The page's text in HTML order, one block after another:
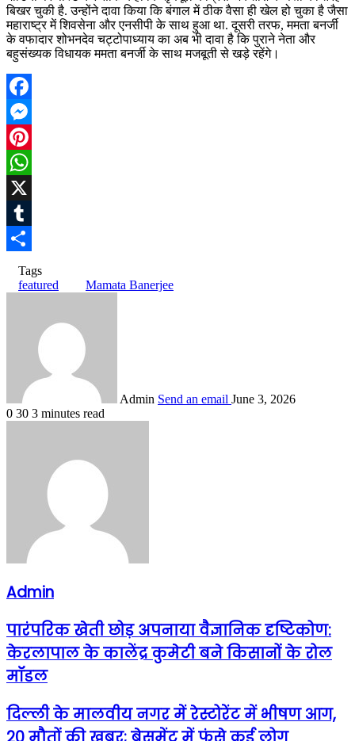
बिखर चुकी है. उन्होंने दावा किया कि बंगाल में ठीक वैसा ही खेल हो चुका है जैसा
महाराष्ट्र में शिवसेना और एनसीपी के साथ हुआ था. दूसरी तरफ, ममता बनर्जी
के वफादार शोभनदेव चट्टोपाध्याय का अब भी दावा है कि पुराने नेता और
बहुसंख्यक विधायक ममता बनर्जी के साथ मजबूती से खड़े रहेंगे।
Facebook
Messenger
Pinterest
WhatsApp
X
Tumblr
Share
Tags
featured
Mamata Banerjee
Admin Send an email June 3, 2026
0 30 3 minutes read
Admin
​पारंपरिक खेती छोड़ अपनाया वैज्ञानिक दृष्टिकोण:
केरलापाल के कालेंद्र कुमेटी बने किसानों के रोल
मॉडल
दिल्ली के मालवीय नगर में रेस्टोरेंट में भीषण आग,